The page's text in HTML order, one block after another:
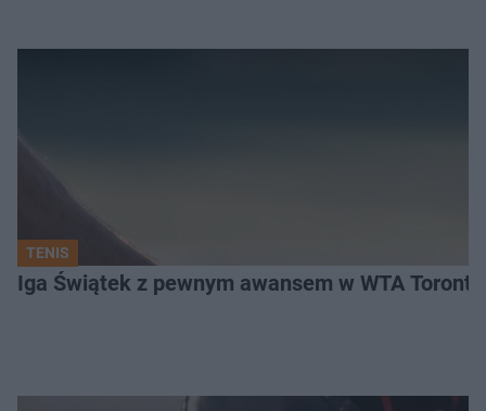
TENIS
Iga Świątek z pewnym awansem w WTA